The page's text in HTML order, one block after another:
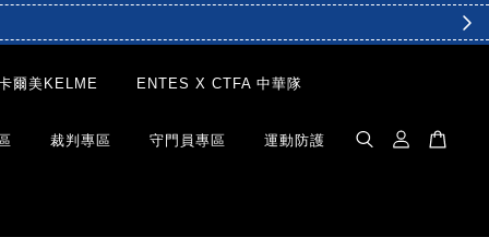
爾美KELME ENTES X CTFA 中華隊
裁判專區 守門員專區 運動防護